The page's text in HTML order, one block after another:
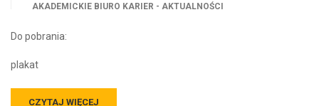
AKADEMICKIE BIURO KARIER - AKTUALNOŚCI
Do pobrania:
plakat
CZYTAJ WIĘCEJ